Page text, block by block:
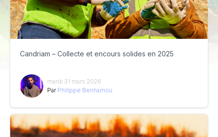
Candriam – Collecte et encours solides en 2025
mardi 31 mars 2026
Par Philippe Benhamou